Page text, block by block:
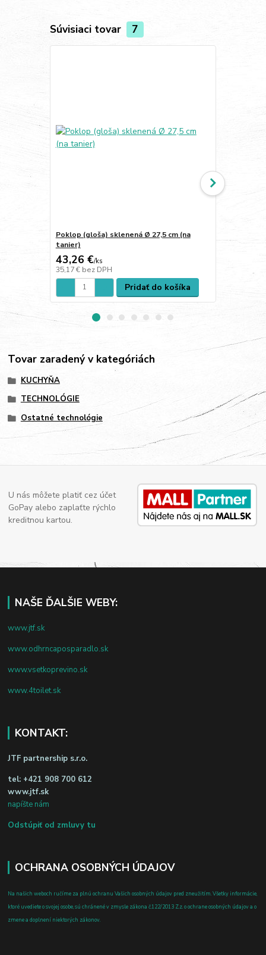
Súvisiaci tovar 7
Poklop (gloša) sklenená Ø 27,5 cm (na
tanier)
43,26 €/ks
35,17 € bez DPH
Pridať do košíka
Tovar zaradený v kategóriách
KUCHYŇA
TECHNOLÓGIE
Ostatné technológie
U nás môžete platiť cez účet
GoPay alebo zaplaťte rýchlo
kreditnou kartou.
NAŠE ĎALŠIE WEBY:
www.jtf.sk
www.odhrncaposparadlo.sk
www.vsetkoprevino.sk
www.4toilet.sk
KONTAKT:
JTF partnership s.r.o.
tel: +421 908 700 612
www.jtf.sk
napíšte nám
Odstúpiť od zmluvy tu
OCHRANA OSOBNÝCH ÚDAJOV
Na našich weboch ručíme za plnú ochranu Vašich osobných údajov pred zneužitím. Všetky informácie,
ktoré uvediete o svojej osobe, sú chránené v zmysle zákona č.122/2013 Z.z. o ochrane osobných údajov a o
zmene a doplnení niektorých zákonov.